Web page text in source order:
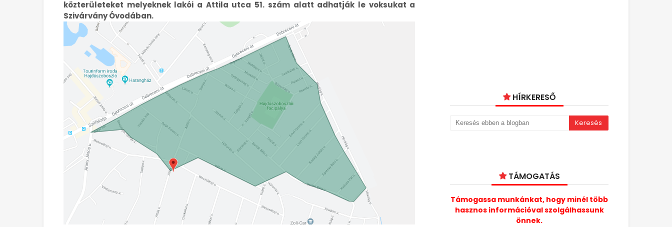
közterületeket melyeknek lakói a Attila utca 51. szám alatt adhatják le voksukat a
Szivárvány Óvodában.
HÍRKERESŐ
TÁMOGATÁS
Támogassa munkánkat, hogy minél több
hasznos információval szolgálhassunk
önnek.